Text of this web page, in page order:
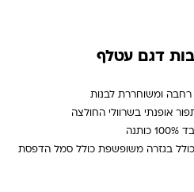
דגם עטלף
רחבה ומשוחררת לבנות
אופנתי בשרוולי החולצה
כולל בגזרה משופשפת כולל סמל הדפסת